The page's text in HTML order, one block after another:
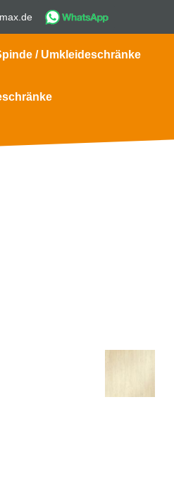
/ Umkleideschränke